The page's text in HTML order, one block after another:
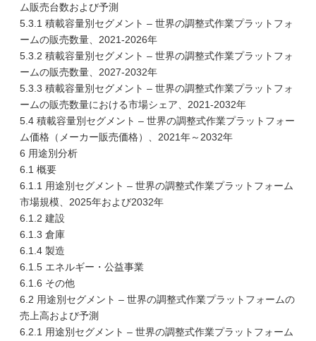
ム販売台数および予測
5.3.1 積載容量別セグメント – 世界の調整式作業プラットフォ
ームの販売数量、2021-2026年
5.3.2 積載容量別セグメント – 世界の調整式作業プラットフォ
ームの販売数量、2027-2032年
5.3.3 積載容量別セグメント – 世界の調整式作業プラットフォ
ームの販売数量における市場シェア、2021-2032年
5.4 積載容量別セグメント – 世界の調整式作業プラットフォー
ム価格（メーカー販売価格）、2021年～2032年
6 用途別分析
6.1 概要
6.1.1 用途別セグメント – 世界の調整式作業プラットフォーム
市場規模、2025年および2032年
6.1.2 建設
6.1.3 倉庫
6.1.4 製造
6.1.5 エネルギー・公益事業
6.1.6 その他
6.2 用途別セグメント – 世界の調整式作業プラットフォームの
売上高および予測
6.2.1 用途別セグメント – 世界の調整式作業プラットフォーム